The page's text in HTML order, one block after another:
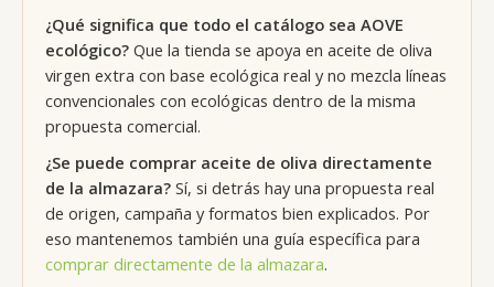
¿Qué significa que todo el catálogo sea AOVE
ecológico? Que la tienda se apoya en aceite de oliva
virgen extra con base ecológica real y no mezcla líneas
convencionales con ecológicas dentro de la misma
propuesta comercial.
¿Se puede comprar aceite de oliva directamente
de la almazara? Sí, si detrás hay una propuesta real
de origen, campaña y formatos bien explicados. Por
eso mantenemos también una guía específica para
comprar directamente de la almazara.